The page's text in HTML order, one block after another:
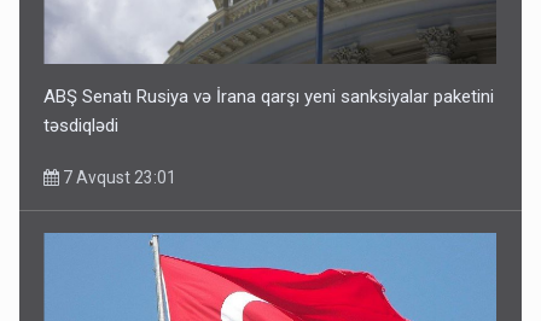
ABŞ Senatı Rusiya və İrana qarşı yeni sanksiyalar paketini
təsdiqlədi
7 Avqust 23:01